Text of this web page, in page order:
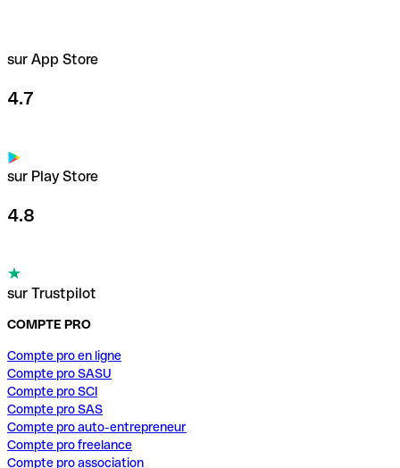
sur App Store
4.7
sur Play Store
4.8
sur Trustpilot
COMPTE PRO
Compte pro en ligne
Compte pro SASU
Compte pro SCI
Compte pro SAS
Compte pro auto-entrepreneur
Compte pro freelance
Compte pro association